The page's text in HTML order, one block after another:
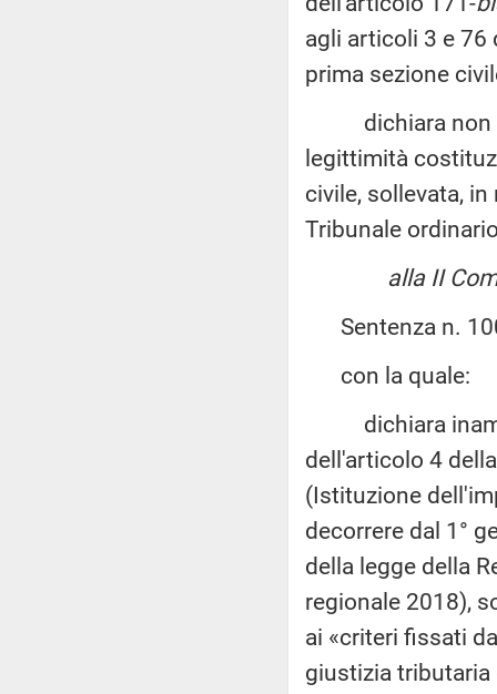
agli articoli 3 e 76
prima sezione
dichiara non
legittimità
civile, sollevata,
Tribunale
alla II
Sentenza n.
con la quale:
dichiara
dell'articolo 4
(Istituzione
decorrere dal 1°
della legge della
regionale 2018),
ai «criteri fissati
giustizia tributaria